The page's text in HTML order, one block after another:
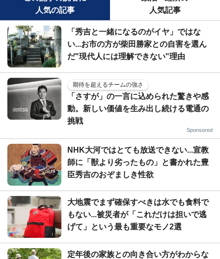
人気の記事
人気記事
「秀吉と一緒になるのがイヤ」ではな
い...お市の方が柴田勝家との自害を選ん
だ"現代人には理解できない"理由
期待を超えるチームの強さ
「さすが」の一言に込められた驚きや感
動。新しい価値を生み出し続ける電通の
挑戦
Sponsored
NHK大河ではとても放送できない...宣教
師に「獣より劣ったもの」と書かれた豊
臣秀吉のおぞましき性欲
大地震でまず確保すべきは水でも食料で
もない...被災者が「これだけは担いで逃
げて」という最も重要なモノ2選
定年後の家族との向き合い方がわからな